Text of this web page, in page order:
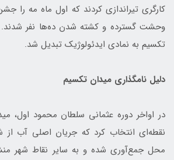
کارگری تیراندازی کردند که اول ماه مه را
وحشت گسترده و کشته شدن ده‌ها نفر شدند.
تکسیم به نمادی ایدئولوژیک تبدیل شد.
دلیل نامگذاری میدان تکسیم
در اواخر دوره عثمانی سلطان محمود اول،
نقطه‌ای انتخاب کرد که جریان اصلی آب از
محل جمع‌آوری شده و به سایر نقاط شهر